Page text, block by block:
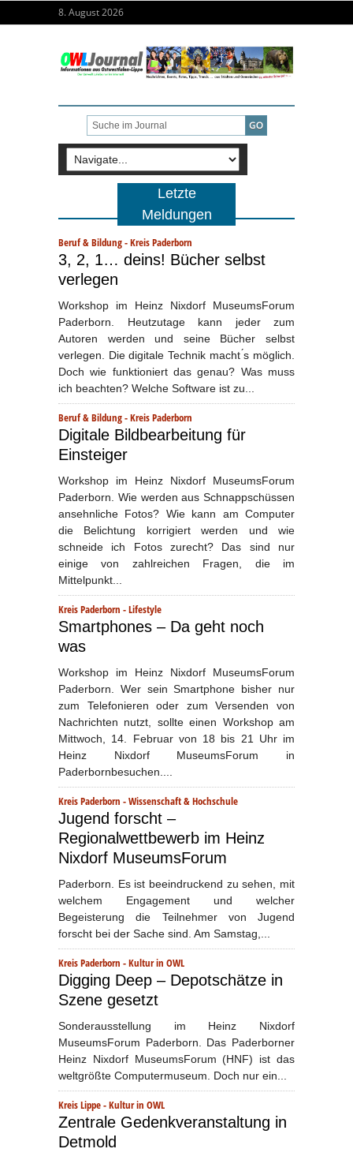
8. August 2026
Letzte
Meldungen
Beruf & Bildung-Kreis Paderborn
3, 2, 1… deins! Bücher selbst
verlegen
Workshop im Heinz Nixdorf MuseumsForum
Paderborn. Heutzutage kann jeder zum
Autoren werden und seine Bücher selbst
verlegen. Die digitale Technik macht ́s möglich.
Doch wie funktioniert das genau? Was muss
ich beachten? Welche Software ist zu...
Beruf & Bildung-Kreis Paderborn
Digitale Bildbearbeitung für
Einsteiger
Workshop im Heinz Nixdorf MuseumsForum
Paderborn. Wie werden aus Schnappschüssen
ansehnliche Fotos? Wie kann am Computer
die Belichtung korrigiert werden und wie
schneide ich Fotos zurecht? Das sind nur
einige von zahlreichen Fragen, die im
Mittelpunkt...
Kreis Paderborn -Lifestyle
Smartphones – Da geht noch
was
Workshop im Heinz Nixdorf MuseumsForum
Paderborn. Wer sein Smartphone bisher nur
zum Telefonieren oder zum Versenden von
Nachrichten nutzt, sollte einen Workshop am
Mittwoch, 14. Februar von 18 bis 21 Uhr im
Heinz Nixdorf MuseumsForum in
Paderbornbesuchen....
Kreis Paderborn -Wissenschaft & Hochschule
Jugend forscht –
Regionalwettbewerb im Heinz
Nixdorf MuseumsForum
Paderborn. Es ist beeindruckend zu sehen, mit
welchem Engagement und welcher
Begeisterung die Teilnehmer von Jugend
forscht bei der Sache sind. Am Samstag,...
Kreis Paderborn -Kultur in OWL
Digging Deep – Depotschätze in
Szene gesetzt
Sonderausstellung im Heinz Nixdorf
MuseumsForum Paderborn. Das Paderborner
Heinz Nixdorf MuseumsForum (HNF) ist das
weltgrößte Computermuseum. Doch nur ein...
Kreis Lippe-Kultur in OWL
Zentrale Gedenkveranstaltung in
Detmold